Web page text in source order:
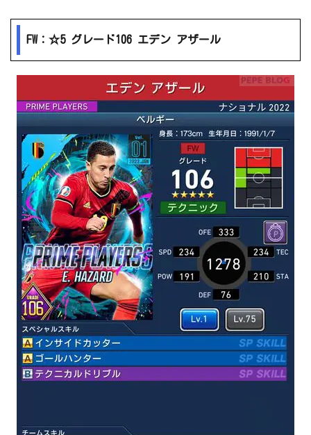
FW：☆5 グレード106 エデン アザール